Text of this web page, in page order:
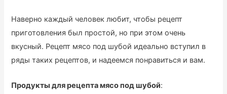
Наверно каждый человек любит, чтобы рецепт
приготовления был простой, но при этом очень
вкусный. Рецепт мясо под шубой идеально вступил в
ряды таких рецептов, и надеемся понравиться и вам.
Продукты для рецепта мясо под шубой: